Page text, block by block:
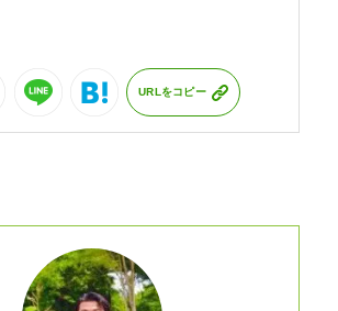
URLをコピー